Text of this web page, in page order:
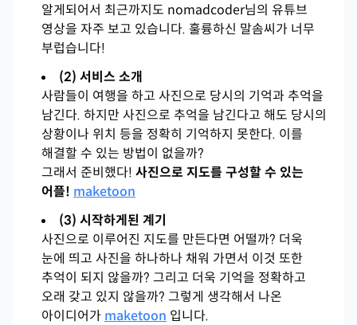
알게되어서 최근까지도 nomadcoder님의 유튜브
영상을 자주 보고 있습니다. 훌륭하신 말솜씨가 너무
부럽습니다!
(2) 서비스 소개
사람들이 여행을 하고 사진으로 당시의 기억과 추억을
남긴다. 하지만 사진으로 추억을 남긴다고 해도 당시의
상황이나 위치 등을 정확히 기억하지 못한다. 이를
해결할 수 있는 방법이 없을까?
그래서 준비했다! 사진으로 지도를 구성할 수 있는
어플! maketoon
(3) 시작하게된 계기
사진으로 이루어진 지도를 만든다면 어떨까? 더욱
눈에 띄고 사진을 하나하나 채워 가면서 이것 또한
추억이 되지 않을까? 그리고 더욱 기억을 정확하고
오래 갖고 있지 않을까? 그렇게 생각해서 나온
아이디어가 maketoon 입니다.